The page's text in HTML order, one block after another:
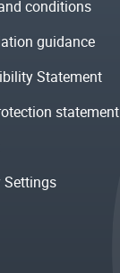
conditions
guidance
Statement
statement
Settings